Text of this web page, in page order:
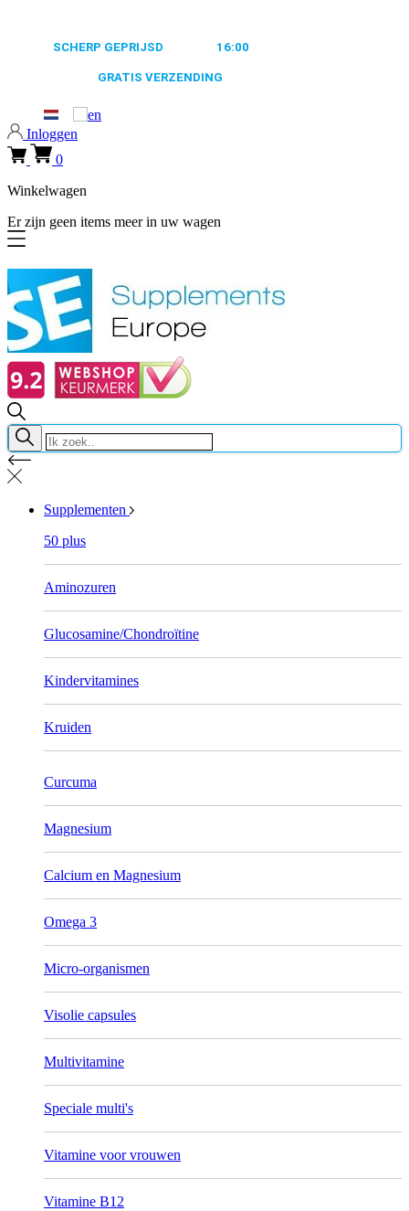
SCHERP GEPRIJSD 16:00
GRATIS VERZENDING
Inloggen
0
Winkelwagen
Er zijn geen items meer in uw wagen
Supplementen
50 plus
Aminozuren
Glucosamine/Chondroïtine
Kindervitamines
Kruiden
Curcuma
Magnesium
Calcium en Magnesium
Omega 3
Micro-organismen
Visolie capsules
Multivitamine
Speciale multi's
Vitamine voor vrouwen
Vitamine B12